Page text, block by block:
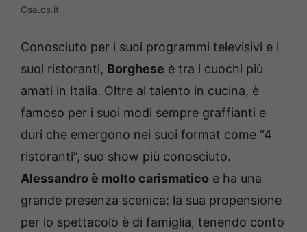
Csa.cs.it
Conosciuto per i suoi programmi televisivi e i
suoi ristoranti, Borghese è tra i cuochi più
amati in Italia. Oltre al talento in cucina, è
famoso per i suoi modi sempre graffianti e
duri che emergono nei suoi format come “4
ristoranti”, suo show più conosciuto.
Alessandro è molto carismatico e ha una
grande presenza scenica: la sua propensione
per lo spettacolo è di famiglia, tenendo conto